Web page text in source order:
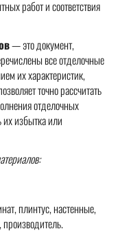
работ и соответствия
— это документ,
все отделочные
их характеристик,
точно рассчитать
отделочных
их избытка или
плинтус, настенные,